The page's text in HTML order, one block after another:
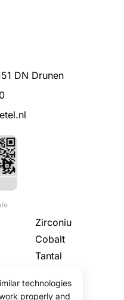
DN Drunen
Zirconiu
Cobalt
Tantal
technologies
properly and